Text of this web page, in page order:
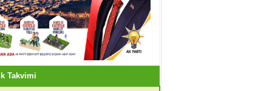
Takvimi